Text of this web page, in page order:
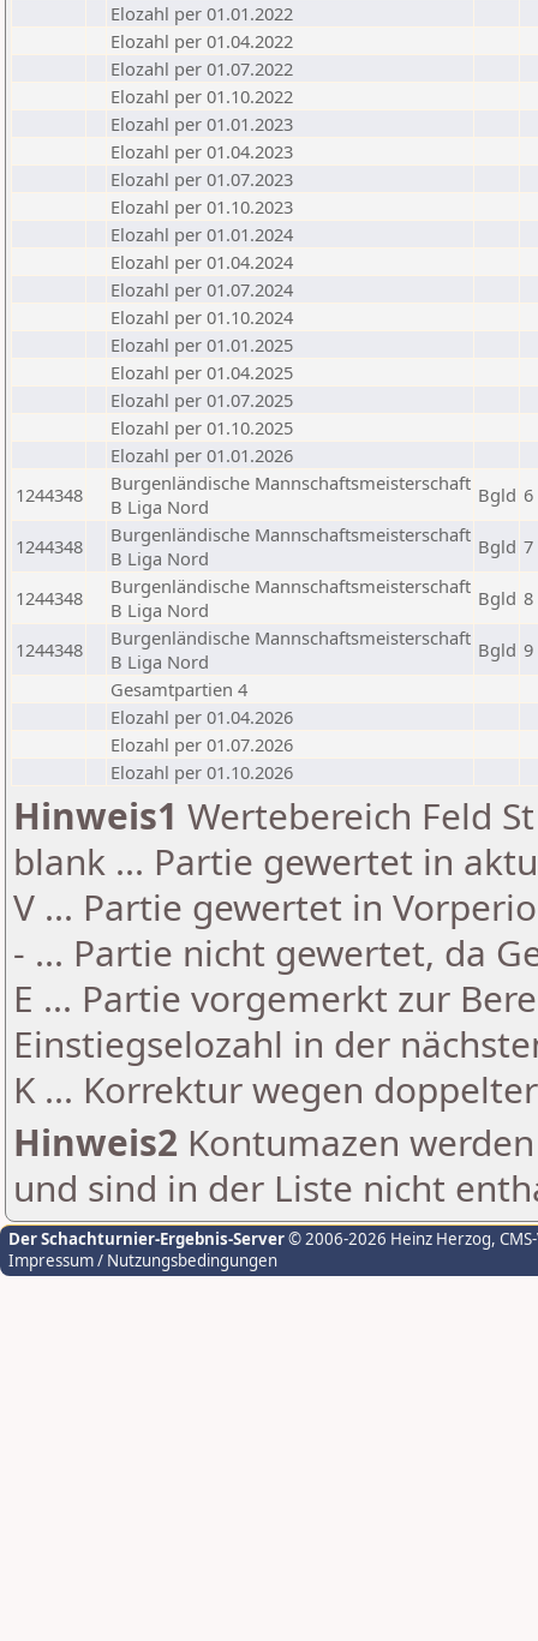
Elozahl per 01.01.2022
Elozahl per 01.04.2022
Elozahl per 01.07.2022
Elozahl per 01.10.2022
Elozahl per 01.01.2023
Elozahl per 01.04.2023
Elozahl per 01.07.2023
Elozahl per 01.10.2023
Elozahl per 01.01.2024
Elozahl per 01.04.2024
Elozahl per 01.07.2024
Elozahl per 01.10.2024
Elozahl per 01.01.2025
Elozahl per 01.04.2025
Elozahl per 01.07.2025
Elozahl per 01.10.2025
Elozahl per 01.01.2026
1244348
Burgenländische Mannschaftsmeisterschaft
B Liga Nord
Bgld 6
1244348
Burgenländische Mannschaftsmeisterschaft
B Liga Nord
Bgld 7
1244348
Burgenländische Mannschaftsmeisterschaft
B Liga Nord
Bgld 8
1244348
Burgenländische Mannschaftsmeisterschaft
B Liga Nord
Bgld 9
Gesamtpartien 4
Elozahl per 01.04.2026
Elozahl per 01.07.2026
Elozahl per 01.10.2026
Hinweis1 Wertebereich Feld
blank ... Partie gewertet in
V ... Partie gewertet in
- ... Partie nicht gewertet, da
E ... Partie vorgemerkt zur
Einstiegselozahl in der
K ... Korrektur wegen
Hinweis2 Kontumazen
und sind in der Liste nicht
Der Schachturnier-Ergebnis-Server© 2006-2026 Heinz Herzog,
Impressum / Nutzungsbedingungen